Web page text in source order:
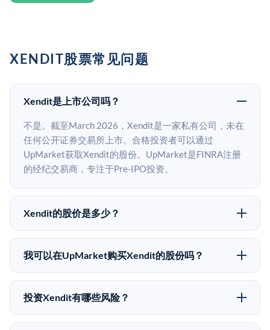
XENDIT股票常见问题
Xendit是上市公司吗？
不是。截至March 2026，Xendit是一家私有公司，未在
任何公开证券交易所上市。合格投资者可以通过
UpMarket获取Xendit的股份。UpMarket是FINRA注册
的经纪交易商，专注于Pre-IPO投资。
Xendit的股价是多少？
Xendit没有公开股价，因为它是一家私有公司。最近的
已知股价来自其最近一轮融资。 二级市场上的Pre-IPO
不同。
我可以在UpMarket购买Xendit的股份吗？
可以。合格投资者可以通过填写本页表单或在
upmarket.co创建账户来表达对Xendit股份的投资意向。
50,000美元。UpMarket是FINRA注册的经纪交易商，
投资Xendit有哪些风险？
Pre-IPO投资存在重大风险。Xendit的股份流动性低，意